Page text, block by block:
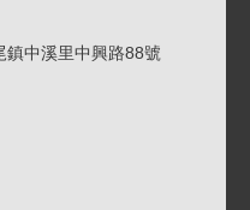
鎮中溪里中興路88號